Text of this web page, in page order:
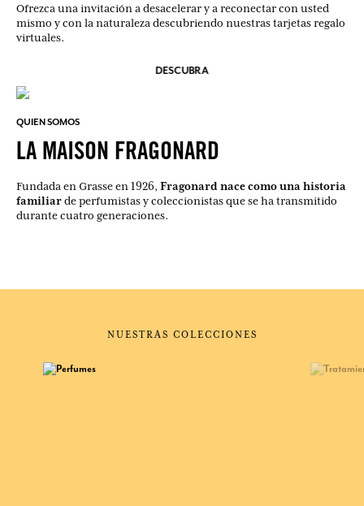
Ofrezca una invitación a desacelerar y a reconectar con usted
mismo y con la naturaleza descubriendo nuestras tarjetas regalo
virtuales.
DESCUBRA
QUIEN SOMOS
LA MAISON FRAGONARD
Fundada en Grasse en 1926, Fragonard nace como una historia
familiarde perfumistas y coleccionistas que se ha transmitido
durante cuatro generaciones.
NUESTRAS COLECCIONES